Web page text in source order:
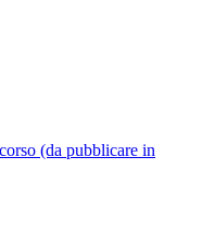
(da pubblicare in